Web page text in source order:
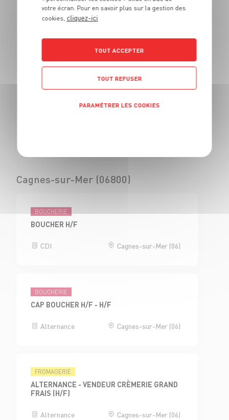
BOUCHER - H/F
(69)
BOUCHERIE
VENDEUR BOUCHERIE - H/F
Cagnes-sur-Mer (06800)
BOUCHERIE
BOUCHER H/F
CDI Cagnes-sur-Mer (06)
BOUCHERIE
CAP BOUCHER H/F - H/F
Alternance Cagnes-sur-Mer (06)
FROMAGERIE
ALTERNANCE - VENDEUR CRÈMERIE GRAND
FRAIS (H/F)
Alternance Cagnes-sur-Mer (06)
votre écran. Pour en savoir plus sur la gestion des
cookies, cliquez-ici
TOUT ACCEPTER
TOUT REFUSER
PARAMÉTRER LES COOKIES